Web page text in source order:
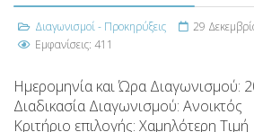
Διαγωνισμοί - Προκηρύξεις
29
Εμφανίσεις: 411
Ημερομηνία και Ώρα Διαγωνισμού:
Διαδικασία Διαγωνισμού: Ανοικτός
Κριτήριο επιλογής: Χαμηλότερη Τιμή